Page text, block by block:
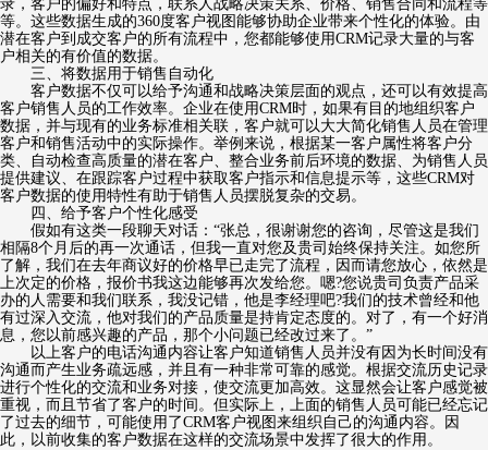
录，客户的偏好和特点，联系人战略决策关系、价格、销售合同和流程等
等。这些数据生成的360度客户视图能够协助企业带来个性化的体验。由
潜在客户到成交客户的所有流程中，您都能够使用CRM记录大量的与客
户相关的有价值的数据。
三、将数据用于销售自动化
客户数据不仅可以给予沟通和战略决策层面的观点，还可以有效提高
客户销售人员的工作效率。企业在使用CRM时，如果有目的地组织客户
数据，并与现有的业务标准相关联，客户就可以大大简化销售人员在管理
客户和销售活动中的实际操作。举例来说，根据某一客户属性将客户分
类、自动检查高质量的潜在客户、整合业务前后环境的数据、为销售人员
提供建议、在跟踪客户过程中获取客户指示和信息提示等，这些CRM对
客户数据的使用特性有助于销售人员摆脱复杂的交易。
四、给予客户个性化感受
假如有这类一段聊天对话：“张总，很谢谢您的咨询，尽管这是我们
相隔8个月后的再一次通话，但我一直对您及贵司始终保持关注。如您所
了解，我们在去年商议好的价格早已走完了流程，因而请您放心，依然是
上次定的价格，报价书我这边能够再次发给您。嗯?您说贵司负责产品采
办的人需要和我们联系，我没记错，他是李经理吧?我们的技术曾经和他
有过深入交流，他对我们的产品质量是持肯定态度的。对了，有一个好消
息，您以前感兴趣的产品，那个小问题已经改过来了。”
以上客户的电话沟通内容让客户知道销售人员并没有因为长时间没有
沟通而产生业务疏远感，并且有一种非常可靠的感觉。根据交流历史记录
进行个性化的交流和业务对接，使交流更加高效。这显然会让客户感觉被
重视，而且节省了客户的时间。但实际上，上面的销售人员可能已经忘记
了过去的细节，可能使用了CRM客户视图来组织自己的沟通内容。因
此，以前收集的客户数据在这样的交流场景中发挥了很大的作用。